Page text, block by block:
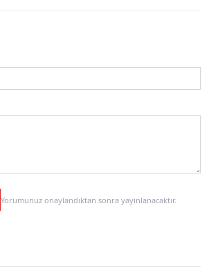
Yorumunuz onaylandıktan sonra yayınlanacaktır.